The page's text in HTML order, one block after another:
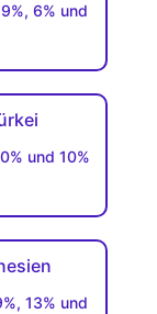
6% und
und 10%
13% und